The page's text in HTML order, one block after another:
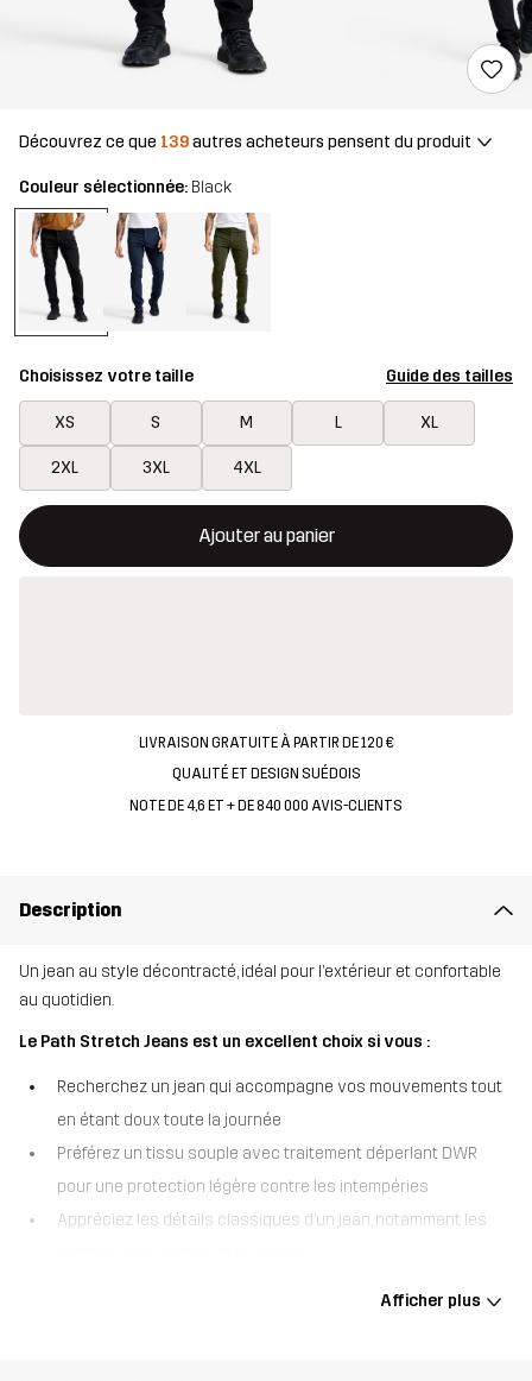
Découvrez ce que 139autres acheteurs pensent du produit
Couleur sélectionnée: Black
Choisissez votre taille Guide des tailles
XS S M L XL
2XL 3XL 4XL
Ajouter au panier
Ce bouton ouvrira une fenêtre modale confirmant un nouvel
{{taille}} non disponible
LIVRAISON GRATUITE À PARTIR DE 120 €
QUALITÉ ET DESIGN SUÉDOIS
NOTE DE 4,6 ET + DE 840 000 AVIS-CLIENTS
Description
Un jean au style décontracté, idéal pour l’extérieur et confortable
au quotidien.
Le Path Stretch Jeans est un excellent choix si vous :
Recherchez un jean qui accompagne vos mouvements tout
en étant doux toute la journée
Préférez un tissu souple avec traitement déperlant DWR
pour une protection légère contre les intempéries
Appréciez les détails classiques d’un jean, notamment les
Le Path Stretch Jeans estompe la frontière entre fonctionnalité
Afficher plus